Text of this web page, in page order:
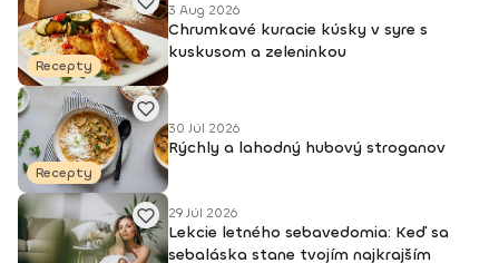
Recepty
3 Aug 2026
Chrumkavé kuracie kúsky v syre s
kuskusom a zeleninkou
Recepty
30 Júl 2026
Rýchly a lahodný hubový stroganov
29 Júl 2026
Lekcie letného sebavedomia: Keď sa
sebaláska stane tvojím najkrajším